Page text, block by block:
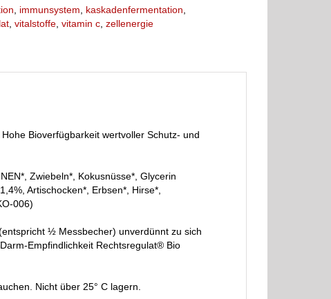
immunsystem kaskadenfermentation
vitalstoffe vitamin c zellenergie
Bioverfügbarkeit wertvoller Schutz- und
Zwiebeln*, Kokusnüsse*, Glycerin
Artischocken*, Erbsen*, Hirse*,
006)
½ Messbecher) unverdünnt zu sich
Empfindlichkeit Rechtsregulat® Bio
Nicht über 25° C lagern.